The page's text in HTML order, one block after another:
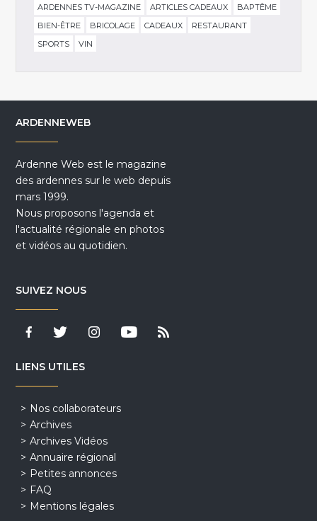
ARDENNES TV-MAGAZINE
ARTICLES CADEAUX
BAPTÊME
BIEN-ÊTRE
BRICOLAGE CADEAUX
RESTAURANT
SPORTS
VIN
ARDENNEWEB
Ardenne Web est le magazine
des ardennes sur le web depuis
mars 1999.
Nous proposons l'agenda et
l'actualité régionale en photos
et vidéos au quotidien.
SUIVEZ NOUS
LIENS UTILES
Nos collaborateurs
Archives
Archives Vidéos
Annuaire régional
Petites annonces
FAQ
Mentions légales